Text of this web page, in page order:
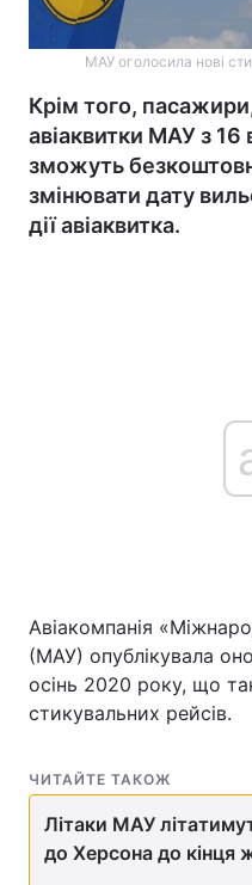
Економіка
Спорт
Зброя
Здоров'я
МАУ оголосила нові
Крім того,
авіаквитки МАУ з
зможуть
змінювати дату
дії авіаквитка.
Авіакомпанія
(МАУ) опублікувала
осінь 2020 року, що
стикувальних рейсів.
ЧИТАЙТЕ ТАКОЖ
Літаки МАУ
до Херсона до кінця